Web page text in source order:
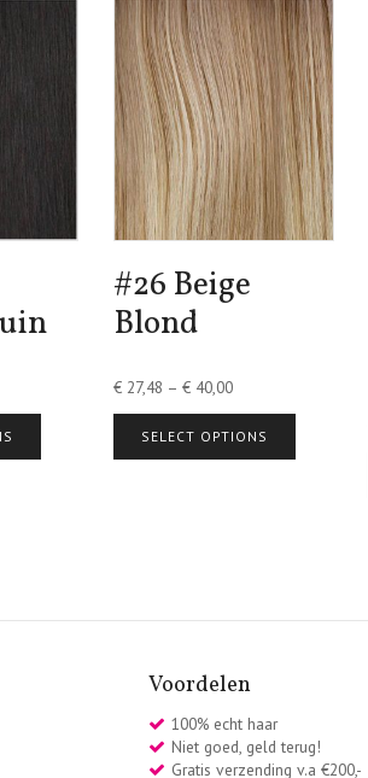
#26 Beige
Blond
€ 27,48 –€ 40,00
SELECT OPTIONS
Voordelen
100% echt haar
Niet goed, geld terug!
Gratis verzending v.a €200,-